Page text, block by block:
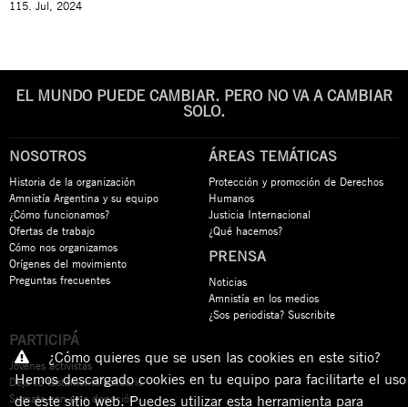
115. Jul, 2024
EL MUNDO PUEDE CAMBIAR. PERO NO VA A CAMBIAR
SOLO.
NOSOTROS
Historia de la organización
Amnistía Argentina y su equipo
¿Cómo funcionamos?
Ofertas de trabajo
Cómo nos organizamos
Orígenes del movimiento
Preguntas frecuentes
ÁREAS TEMÁTICAS
Protección y promoción de Derechos
Humanos
Justicia Internacional
¿Qué hacemos?
PRENSA
Noticias
Amnistía en los medios
¿Sos periodista? Suscribite
PARTICIPÁ
Jóvenes activistas
Dejá tu testamento solidario
Sumate con una donación
¿Cómo quieres que se usen las cookies en este sitio?
Hemos descargado cookies en tu equipo para facilitarte el uso
de este sitio web. Puedes utilizar esta herramienta para